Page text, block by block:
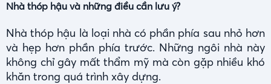
Nhà thóp hậu và những điều cần lưu ý?
Nhà thóp hậu là loại nhà có phần phía sau nhỏ hơn
và hẹp hơn phần phía trước. Những ngôi nhà này
không chỉ gây mất thẩm mỹ mà còn gặp nhiều khó
khăn trong quá trình xây dựng.